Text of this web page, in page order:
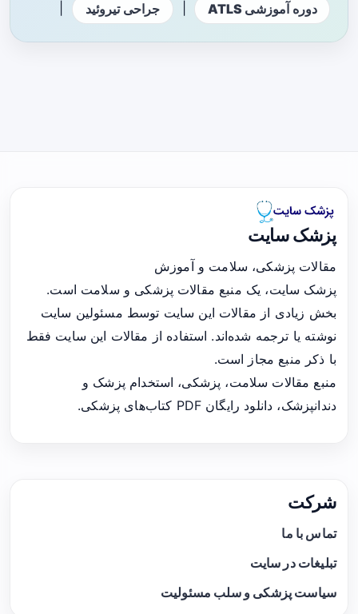
دوره آموزشی ATLS جراحی تیروئید
پزشک سایت
مقالات پزشکی، سلامت و آموزش
پزشک سایت، یک منبع مقالات پزشکی و سلامت است.
بخش زیادی از مقالات این سایت توسط مسئولین سایت
نوشته یا ترجمه شده‌اند. استفاده از مقالات این سایت فقط
با ذکر منبع مجاز است.
منبع مقالات سلامت، پزشکی، استخدام پزشک و
دندانپزشک، دانلود رایگان PDF کتاب‌های پزشکی.
شرکت
تماس با ما
تبلیغات در سایت
سیاست پزشکی و سلب مسئولیت